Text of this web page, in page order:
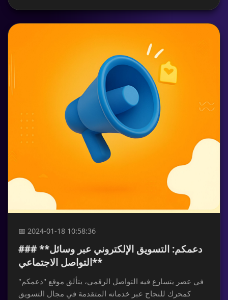
📅 2024-01-18 10:58:36
### **دعمكم: التسويق الإلكتروني عبر وسائل
التواصل الاجتماعي**
في عصر يتسارع فيه التواصل الرقمي، يتألق موقع "دعمكم"
كمحرك للنجاح عبر خدماته المتقدمة في مجال التسويق